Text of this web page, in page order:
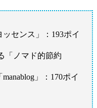
センス」：193ポイ
「ノマド的節約
」：170ポイ